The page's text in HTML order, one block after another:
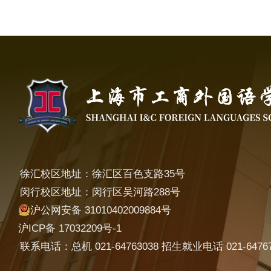
徐汇校区地址：徐汇区百色支路35号
闵行校区地址：闵行区吴河路288号
沪公网安备 31010402009884号
沪ICP备 17032209号-1
联系电话：总机 021-64763038 招生就业电话 021-